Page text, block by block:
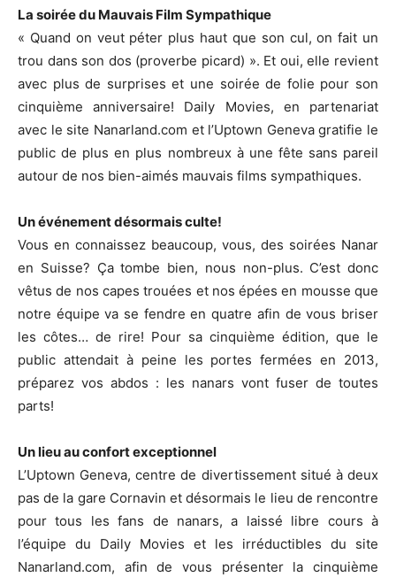
La soirée du Mauvais Film Sympathique
« Quand on veut péter plus haut que son cul, on fait un
trou dans son dos (proverbe picard) ». Et oui, elle revient
avec plus de surprises et une soirée de folie pour son
cinquième anniversaire! Daily Movies, en partenariat
avec le site Nanarland.com et l’Uptown Geneva gratifie le
public de plus en plus nombreux à une fête sans pareil
autour de nos bien-aimés mauvais films sympathiques.
Un événement désormais culte!
Vous en connaissez beaucoup, vous, des soirées Nanar
en Suisse? Ça tombe bien, nous non-plus. C’est donc
vêtus de nos capes trouées et nos épées en mousse que
notre équipe va se fendre en quatre afin de vous briser
les côtes… de rire! Pour sa cinquième édition, que le
public attendait à peine les portes fermées en 2013,
préparez vos abdos : les nanars vont fuser de toutes
parts!
Un lieu au confort exceptionnel
L’Uptown Geneva, centre de divertissement situé à deux
pas de la gare Cornavin et désormais le lieu de rencontre
pour tous les fans de nanars, a laissé libre cours à
l’équipe du Daily Movies et les irréductibles du site
Nanarland.com, afin de vous présenter la cinquième